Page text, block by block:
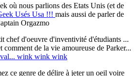
où nous parlions des Etats Unis (et de
Usés Usa !!! mais aussi de parler de
Orgazmo
chef d'oeuvre d'inventivité d'étudiants ...
comment de la vie amoureuse de Parker...
wink wink wink
ce genre de délire à jeter un oeil voire